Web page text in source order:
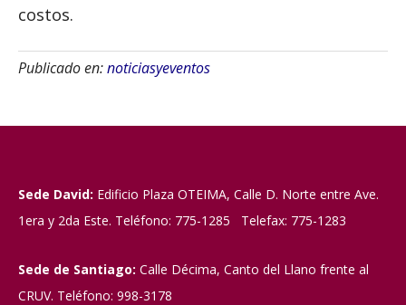
costos.
Publicado en:noticiasyeventos
Sede David: Edificio Plaza OTEIMA, Calle D. Norte entre Ave.
1era y 2da Este. Teléfono: 775-1285 Telefax: 775-1283
Sede de Santiago: Calle Décima, Canto del Llano frente al
CRUV. Teléfono: 998-3178